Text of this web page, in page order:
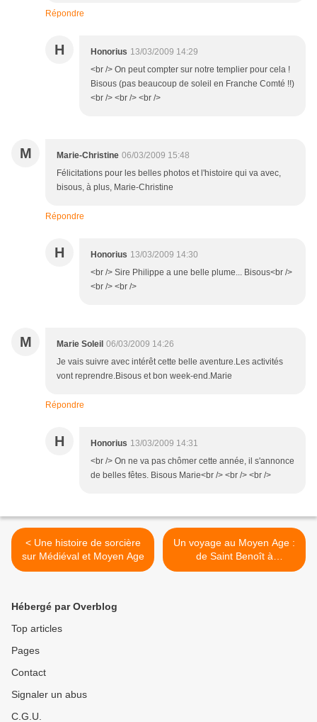
Répondre
H Honorius 13/03/2009 14:29
<br /> On peut compter sur notre templier pour cela !
Bisous (pas beaucoup de soleil en Franche Comté !!)
<br /> <br /> <br />
M Marie-Christine 06/03/2009 15:48
Félicitations pour les belles photos et l'histoire qui va avec,
bisous, à plus, Marie-Christine
Répondre
H Honorius 13/03/2009 14:30
<br /> Sire Philippe a une belle plume... Bisous<br />
<br /> <br />
M Marie Soleil 06/03/2009 14:26
Je vais suivre avec intérêt cette belle aventure.Les activités
vont reprendre.Bisous et bon week-end.Marie
Répondre
H Honorius 13/03/2009 14:31
<br /> On ne va pas chômer cette année, il s'annonce
de belles fêtes. Bisous Marie<br /> <br /> <br />
< Une histoire de sorcière
sur Médiéval et Moyen Age
Un voyage au Moyen Age :
de Saint Benoît à
Coulommiers >
Hébergé par Overblog
Top articles
Pages
Contact
Signaler un abus
C.G.U.